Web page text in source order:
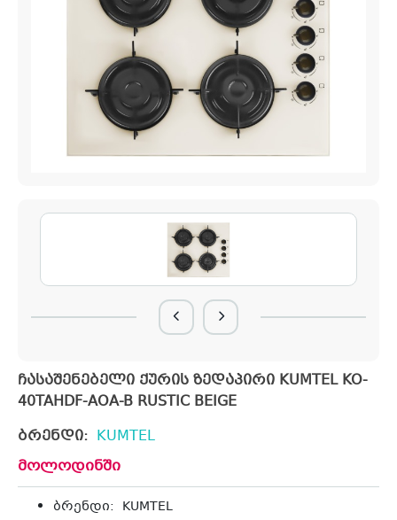
ჩასაშენებელი ქურის ზედაპირი KUMTEL KO-
40TAHDF-AOA-B RUSTIC BEIGE
ბრენდი: KUMTEL
მოლოდინში
ბრენდი: KUMTEL